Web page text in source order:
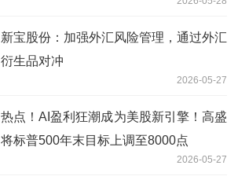
新宝股份：加强外汇风险管理，通过外汇
衍生品对冲
2026-05-27
热点！AI盈利狂潮成为美股新引擎！高盛
将标普500年末目标上调至8000点
2026-05-27